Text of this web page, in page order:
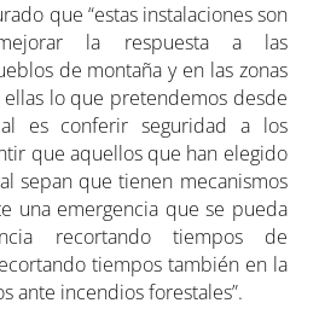
que “estas instalaciones son
la respuesta a las
de montaña y en las zonas
ellas lo que pretendemos desde
es conferir seguridad a los
que aquellos que han elegido
sepan que tienen mecanismos
una emergencia que se pueda
recortando tiempos de
tiempos también en la
ante incendios forestales”.